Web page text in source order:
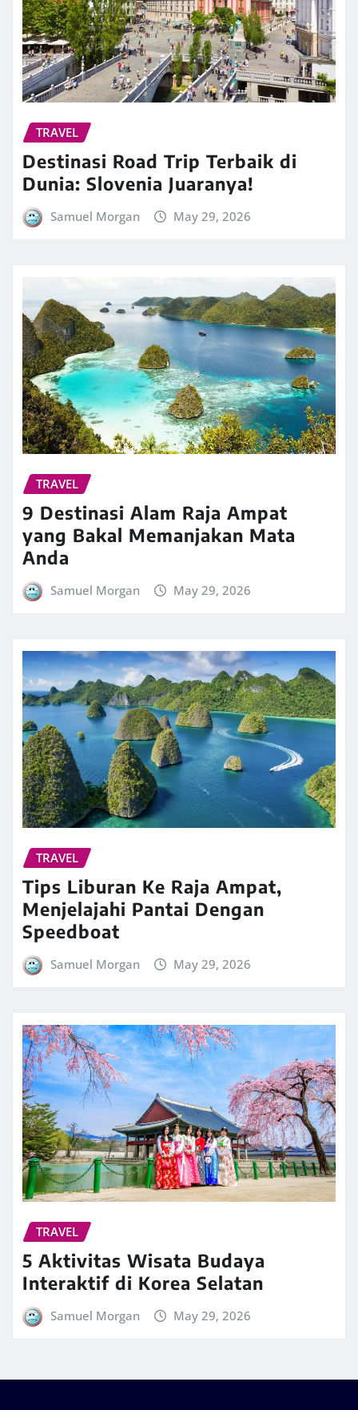
TRAVEL
Destinasi Road Trip Terbaik di
Dunia: Slovenia Juaranya!
Samuel Morgan May 29, 2026
TRAVEL
9 Destinasi Alam Raja Ampat
yang Bakal Memanjakan Mata
Anda
Samuel Morgan May 29, 2026
TRAVEL
Tips Liburan Ke Raja Ampat,
Menjelajahi Pantai Dengan
Speedboat
Samuel Morgan May 29, 2026
TRAVEL
5 Aktivitas Wisata Budaya
Interaktif di Korea Selatan
Samuel Morgan May 29, 2026